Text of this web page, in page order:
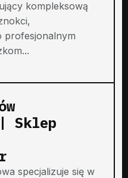
kompleksową
profesjonalnym
Sklep
specjalizuje się w